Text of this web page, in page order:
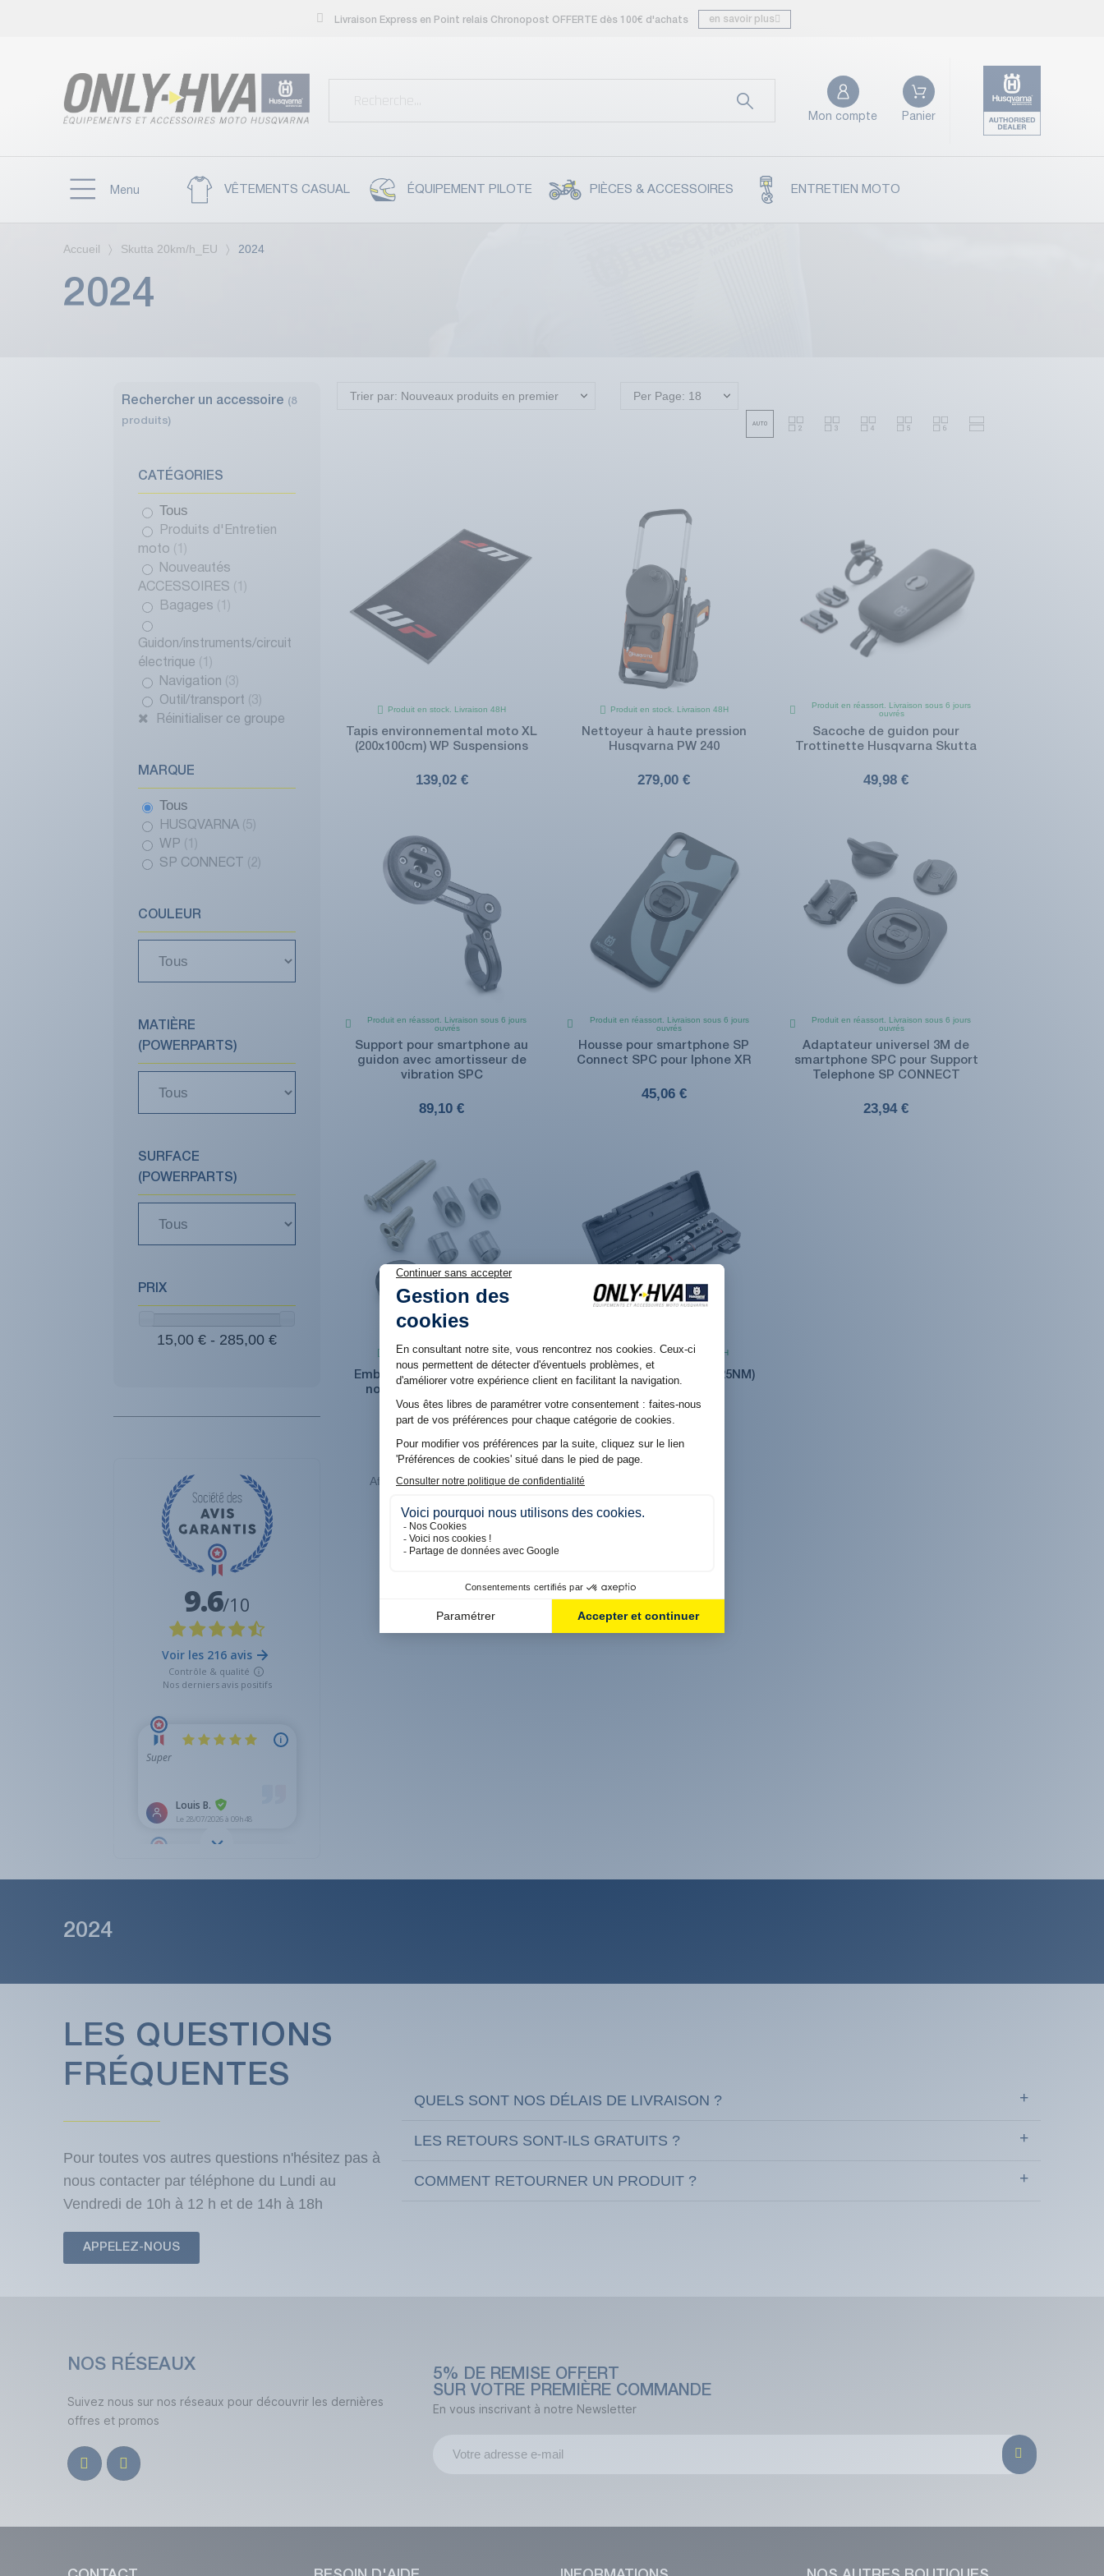
Livraison Express en Point relais Chronopost OFFERTE dès 100€ d'achats en savoir plus
Mon compte Panier
Menu VÊTEMENTS CASUAL ÉQUIPEMENT PILOTE PIÈCES & ACCESSOIRES ENTRETIEN MOTO
Accueil Skutta 20km/h_EU 2024
2024
Rechercher un accessoire (8
produits)
CATÉGORIES
Tous
Produits d'Entretien
moto
Nouveautés
ACCESSOIRES
Bagages
Guidon/instruments/circuit
électrique
Navigation
(3)
Outil/transport
(3)
Réinitialiser ce groupe
MARQUE
Tous
HUSQVARNA
(5)
WP
SP CONNECT
(2)
COULEUR
MATIÈRE
(POWERPARTS)
SURFACE
(POWERPARTS)
PRIX
15,00 € - 285,00 €
Trier par: Nouveaux produits en premier Per Page: 18
Produit en stock. Livraison 48H
Tapis environnemental moto XL
(200x100cm) WP Suspensions
139,02 €
Produit en stock. Livraison 48H
Nettoyeur à haute pression
Husqvarna PW 240
279,00 €
Produit en réassort. Livraison sous 6 jours
ouvrés
Sacoche de guidon pour
Trottinette Husqvarna Skutta
49,98 €
Produit en réassort. Livraison sous 6 jours
ouvrés
Support pour smartphone au
guidon avec amortisseur de
vibration SPC
89,10 €
Produit en réassort. Livraison sous 6 jours
ouvrés
Housse pour smartphone SP
Connect SPC pour Iphone XR
45,06 €
Produit en réassort. Livraison sous 6 jours
ouvrés
Adaptateur universel 3M de
smartphone SPC pour Support
Telephone SP CONNECT
23,94 €
Produit en stock. Livraison 48H
Embouts de guidon anodisés
noir pour SVARTPILEN ET
VITPILEN
29,94 €
Produit en stock. Livraison 48H
Clé dynamométrique (5-25NM)
WP Suspensions
279,00 €
Affichage 1-8 de 8 article(s)
2024
LES QUESTIONS
FRÉQUENTES
Pour toutes vos autres questions n'hésitez pas à
nous contacter par téléphone du Lundi au
Vendredi de 10h à 12 h et de 14h à 18h
APPELEZ-NOUS
QUELS SONT NOS DÉLAIS DE LIVRAISON ?
LES RETOURS SONT-ILS GRATUITS ?
COMMENT RETOURNER UN PRODUIT ?
NOS RÉSEAUX
Suivez nous sur nos réseaux pour découvrir les dernières
offres et promos
5% DE REMISE OFFERT
SUR VOTRE PREMIÈRE COMMANDE
En vous inscrivant à notre Newsletter